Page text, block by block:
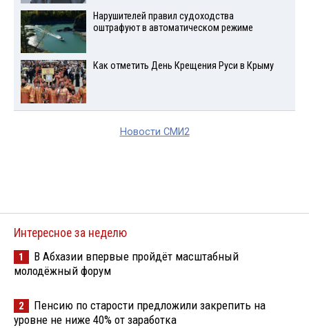
Нарушителей правил судоходства
оштрафуют в автоматическом режиме
Как отметить День Крещения Руси в Крыму
Новости СМИ2
Интересное за неделю
1
В Абхазии впервые пройдёт масштабный
молодёжный форум
2
Пенсию по старости предложили закрепить на
уровне не ниже 40% от заработка